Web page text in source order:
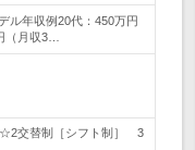
ル年収例20代：450万円
（月収3…
交替制［シフト制］ 3